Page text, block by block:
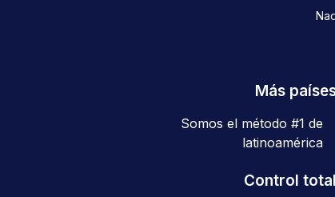
Más
Somos el método #1 de
latinoamérica
Control total